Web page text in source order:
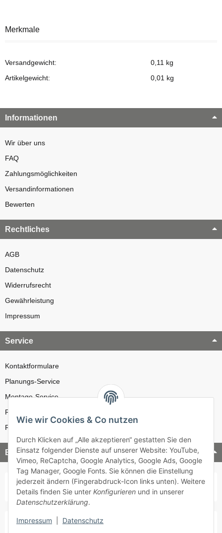
Merkmale
Versandgewicht:
0,11 kg
Artikelgewicht:
0,01 kg
Informationen
Wir über uns
FAQ
Zahlungsmöglichkeiten
Versandinformationen
Bewerten
Rechtliches
AGB
Datenschutz
Widerrufsrecht
Gewährleistung
Impressum
Service
Kontaktformulare
Planungs-Service
Montage-Service
Reparatur-Service
Retouren-Service
Bezahlung & Versand
Wie wir Cookies & Co nutzen
Durch Klicken auf „Alle akzeptieren“ gestatten Sie den
Einsatz folgender Dienste auf unserer Website: YouTube,
Vimeo, ReCaptcha, Google Analytics, Google Ads, Google
Tag Manager, Google Fonts. Sie können die Einstellung
jederzeit ändern (Fingerabdruck-Icon links unten). Weitere
Details finden Sie unter Konfigurieren und in unserer
Datenschutzerklärung.
Impressum Datenschutz